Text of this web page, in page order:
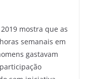
mostra que as
semanais em
gastavam